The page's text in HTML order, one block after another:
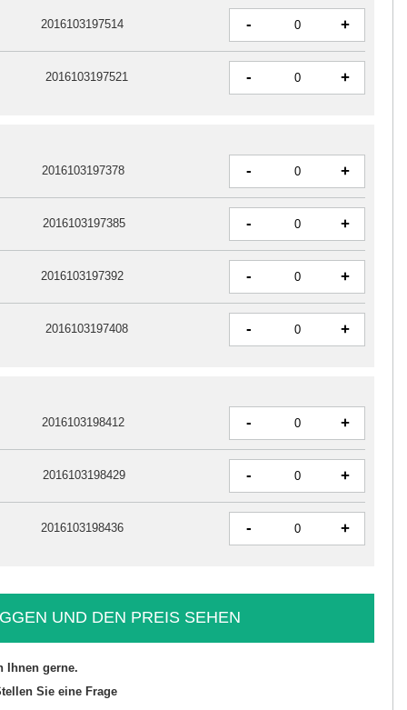
2016103197514 - +
2016103197521 - +
2016103197378 - +
2016103197385 - +
2016103197392 - +
2016103197408 - +
2016103198412 - +
2016103198429 - +
2016103198436 - +
UND DEN PREIS SEHEN
Ihnen gerne.
Sie eine Frage